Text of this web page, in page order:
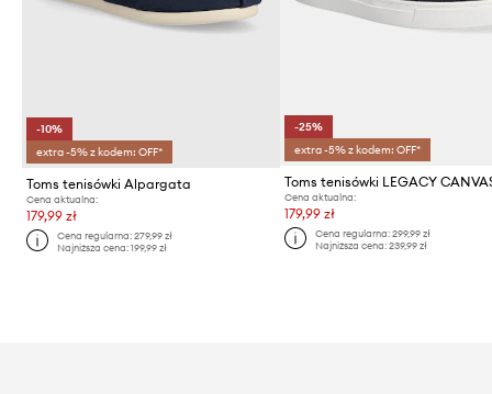
-10%
extra -5% z kodem: OFF*
Toms tenisówki Alpargata
Cena aktualna:
179,99 zł
Cena regularna:279,99 zł
Najniższa cena:199,99 zł
-25%
extra -5% z kodem: OFF*
Toms tenisówki LEGACY
Cena aktualna:
179,99 zł
Cena regularna: 299,99 zł
Najniższa cena: 239,99 zł